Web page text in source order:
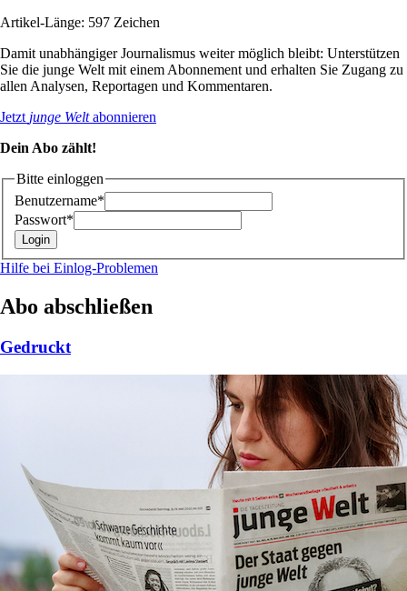
Artikel-Länge: 597 Zeichen
Damit unabhängiger Journalismus weiter möglich bleibt: Unterstützen
Sie die junge Welt mit einem Abonnement und erhalten Sie Zugang zu
allen Analysen, Reportagen und Kommentaren.
Jetzt junge Weltabonnieren
Dein Abo zählt!
Bitte einloggen
Benutzername*
Passwort*
Hilfe bei Einlog-Problemen
Abo abschließen
Gedruckt